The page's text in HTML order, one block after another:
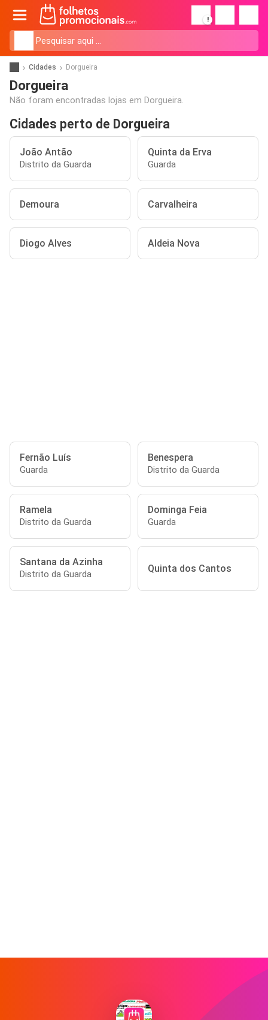
!
Cidades Dorgueira
Dorgueira
Não foram encontradas lojas em Dorgueira.
Cidades perto de Dorgueira
João Antão
Distrito da Guarda
Quinta da Erva
Guarda
Demoura Carvalheira
Diogo Alves Aldeia Nova
Fernão Luís
Guarda
Benespera
Distrito da Guarda
Ramela
Distrito da Guarda
Dominga Feia
Guarda
Santana da Azinha
Distrito da Guarda Quinta dos Cantos